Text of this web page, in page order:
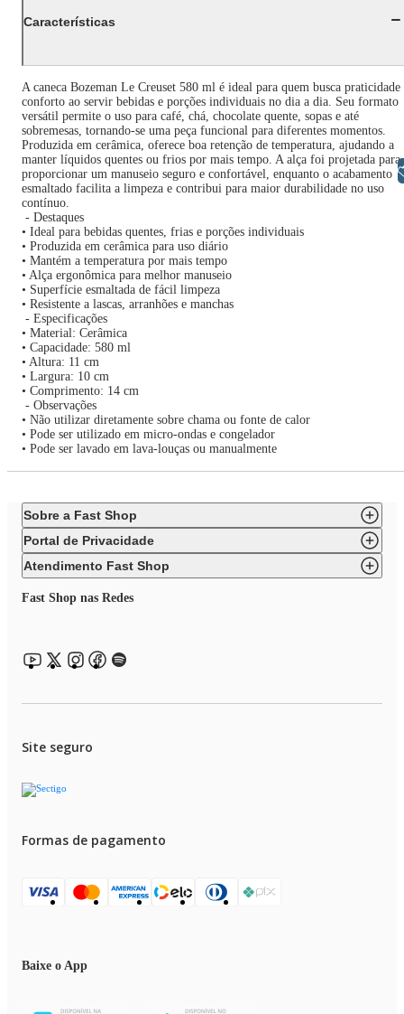
Características
A caneca Bozeman Le Creuset 580 ml é ideal para quem busca praticidade
conforto ao servir bebidas e porções individuais no dia a dia. Seu formato
versátil permite o uso para café, chá, chocolate quente, sopas e até
sobremesas, tornando-se uma peça funcional para diferentes momentos.
Produzida em cerâmica, oferece boa retenção de temperatura, ajudando a
manter líquidos quentes ou frios por mais tempo. A alça foi projetada para
proporcionar um manuseio seguro e confortável, enquanto o acabamento
esmaltado facilita a limpeza e contribui para maior durabilidade no uso
contínuo.
- Destaques
• Ideal para bebidas quentes, frias e porções individuais
• Produzida em cerâmica para uso diário
• Mantém a temperatura por mais tempo
• Alça ergonômica para melhor manuseio
• Superfície esmaltada de fácil limpeza
• Resistente a lascas, arranhões e manchas
- Especificações
• Material: Cerâmica
• Capacidade: 580 ml
• Altura: 11 cm
• Largura: 10 cm
• Comprimento: 14 cm
- Observações
• Não utilizar diretamente sobre chama ou fonte de calor
• Pode ser utilizado em micro-ondas e congelador
• Pode ser lavado em lava-louças ou manualmente
Sobre a Fast Shop
Portal de Privacidade
Atendimento Fast Shop
Fast Shop nas Redes
Site seguro
Formas de pagamento
Baixe o App
Libras